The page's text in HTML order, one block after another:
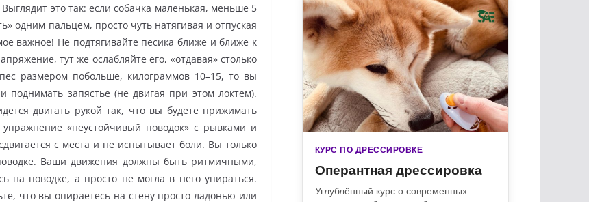
это так: если собачка маленькая, меньше 5
одним пальцем, просто чуть натягивая и отпуская
важное! Не подтягивайте песика ближе и ближе к
тут же ослабляйте его, «отдавая» столько
размером побольше, килограммов 10–15, то вы
поднимать запястье (не двигая при этом локтем).
двигать рукой так, что вы будете прижимать
«неустойчивый поводок» с рывками и
с места и не испытывает боли. Вы только
Ваши движения должны быть ритмичными,
на поводке, а просто не могла в него упираться.
что вы опираетесь на стену просто ладонью или
КУРС ПО ДРЕССИРОВКЕ
Оперантная дрессировка
Углублённый курс о современных